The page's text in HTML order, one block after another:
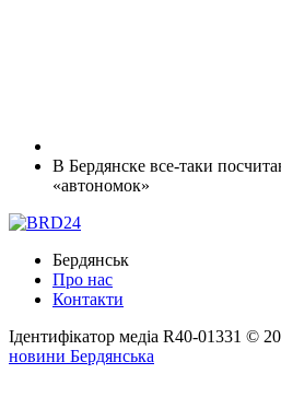
В Бердянске все-таки
«автономок»
Бердянськ
Про нас
Контакти
Ідентифікатор медіа R40-01331 ©
новини Бердянська